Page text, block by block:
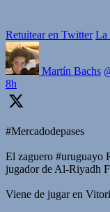
Retuitear en Twitter La
Martín Bachs
8h
#Mercadodepases
El zaguero #uruguayo
jugador de Al-Riyadh
Viene de jugar en